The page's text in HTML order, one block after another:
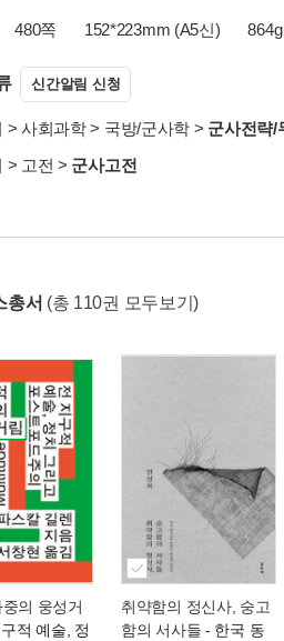
480쪽 152*223mm (A5신) 864g
신간알림 신청
> 사회과학> 국방/군사학 > 군사전략/
> 고전 > 군사고전
총서 (총 110권 모두보기)
의 웅성거
적 예술, 정
취약함의 정신사, 숭고
함의 서사들 - 한국 동